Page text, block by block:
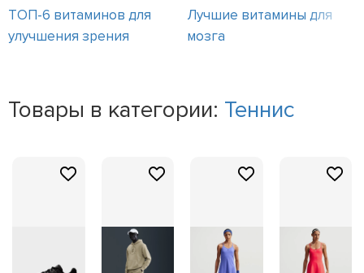
ТОП-6 витаминов для
улучшения зрения
Лучшие витамины для
мозга
Товары в категории: Теннис